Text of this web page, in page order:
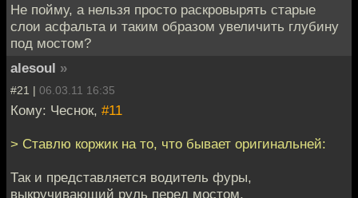
Не пойму, а нельзя просто раскровырять старые
слои асфальта и таким образом увеличить глубину
под мостом?
alesoul »
#21 | 06.03.11 16:35
Кому: Чеснок, #11
> Ставлю коржик на то, что бывает оригинальней:
Так и представляется водитель фуры,
выкручивающий руль перед мостом,